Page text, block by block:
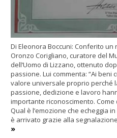
Di Eleonora Boccuni: Conferito
Oronzo Corigliano, curatore del
dell’Uomo di Lizzano, ottenuto
passione. Lui commenta: “Ai
valore universale proprio perché
passione, dedizione e lavoro
importante riconoscimento.
Qual è l’emozione che echeggia
è arrivato grazie alla
»